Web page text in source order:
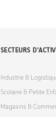
SECTEURS
Industrie &
Scolaire & Petite
Magasins &